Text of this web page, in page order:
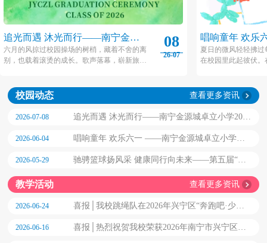
追光而遇 沐光而行——南宁金源
城卓立小学2026届毕业典礼
六月的风掠过校园操场的树梢，藏着不舍的离
别，也载着滚烫的成长。歌声落幕，崭新旅程
场闪闪发光的未来。
08
26-07
唱响童年 欢
城卓立小学
动
夏日的微风轻轻拂
在校园里此起彼伏
之际拉开帷幕！
校园动态 查看更多资讯
2026-07-08
追光而遇 沐光而行——南宁金源城卓立小学2026
届毕业典礼
2026-06-04
唱响童年 欢乐六一 ——南宁金源城卓立小学
2026艺术节系列主题活动
2026-05-29
驰骋篮球扬风采 健康同行向未来——第五届“卓
立杯”篮球联赛闭幕式
教学活动 查看更多资讯
2026-06-24
喜报│我校跳绳队在2026年兴宁区“奔跑吧·少
年”儿童青少年主题健身活动暨“南小兴友小宁”杯
2026-06-16
喜报│热烈祝贺我校荣获2026年南宁市兴宁区中